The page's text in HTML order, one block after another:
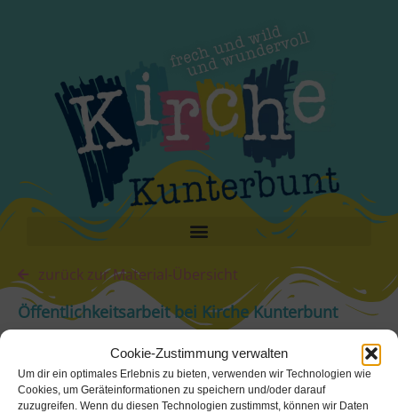
Cookie-Zustimmung verwalten
Um dir ein optimales Erlebnis zu bieten, verwenden wir Technologien wie
Cookies, um Geräteinformationen zu speichern und/oder darauf
zuzugreifen. Wenn du diesen Technologien zustimmst, können wir Daten
zurück zur Material-Übersicht
Öffentlichkeitsarbeit bei Kirche Kunterbunt
Öffentlichkeitsarbeit bei Kirche Kunterbunt-1 Herunterladen
herunterladen